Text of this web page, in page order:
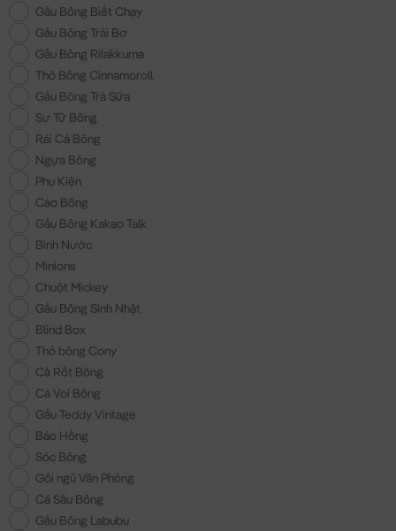
Gấu Bông Biết Chạy
Gấu Bông Trái Bơ
Gấu Bông Rilakkuma
Thỏ Bông Cinnamoroll
Gấu Bông Trà Sữa
Sư Tử Bông
Rái Cá Bông
Ngựa Bông
Phụ Kiện
Cáo Bông
Gấu Bông Kakao Talk
Bình Nước
Minions
Chuột Mickey
Gấu Bông Sinh Nhật
Blind Box
Thỏ bông Cony
Cà Rốt Bông
Cá Voi Bông
Gấu Teddy Vintage
Báo Hồng
Sóc Bông
Gối ngủ Văn Phòng
Cá Sấu Bông
Gấu Bông Labubu